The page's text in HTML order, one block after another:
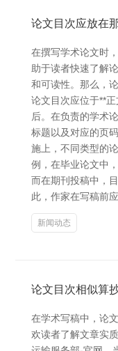
论文目次应放在
在撰写学术论文时
助于读者快速了解
和可读性。那么，
论文目次应位于**
后。在负责的学术
标题以及对应的页
施上，不同类型的
例，在毕业论文中
而在期刊投稿中，
此，作家在写稿前
新闻动态
论文目次相似算
在学术写稿中，论
欢读者了解文章实